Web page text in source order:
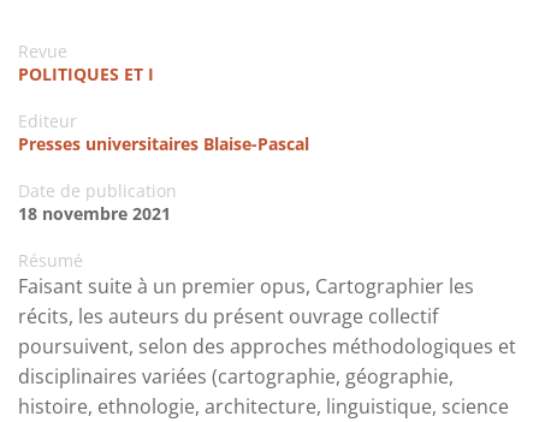
Revue
POLITIQUES ET I
Editeur
Presses universitaires Blaise-Pascal
Date de publication
18 novembre 2021
Résumé
Faisant suite à un premier opus, Cartographier les
récits, les auteurs du présent ouvrage collectif
poursuivent, selon des approches méthodologiques et
disciplinaires variées (cartographie, géographie,
histoire, ethnologie, architecture, linguistique, science